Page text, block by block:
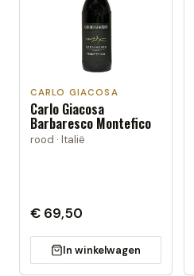
CARLO GIACOSA
Carlo Giacosa
Barbaresco Montefico
rood · Italië
€ 69,50
In winkelwagen